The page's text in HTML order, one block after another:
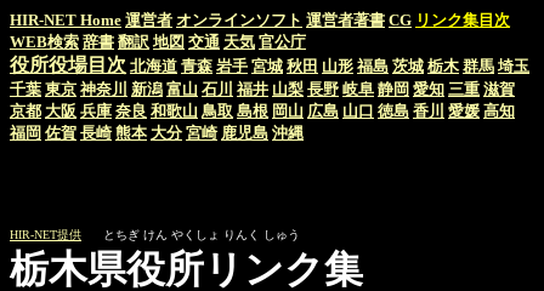
HIR-NET Home 運営者 オンラインソフト 運営者著書 CG リンク集目次
WEB検索 辞書 翻訳 地図 交通 天気 官公庁
役所役場目次 北海道 青森 岩手 宮城 秋田 山形 福島 茨城 栃木 群馬 埼玉
千葉 東京 神奈川 新潟 富山 石川 福井 山梨 長野 岐阜 静岡 愛知 三重 滋賀
京都 大阪 兵庫 奈良 和歌山 鳥取 島根 岡山 広島 山口 徳島 香川 愛媛 高知
福岡 佐賀 長崎 熊本 大分 宮崎 鹿児島 沖縄
HIR-NET提供 とちぎ けん やくしょ りんく しゅう
栃木県役所リンク集